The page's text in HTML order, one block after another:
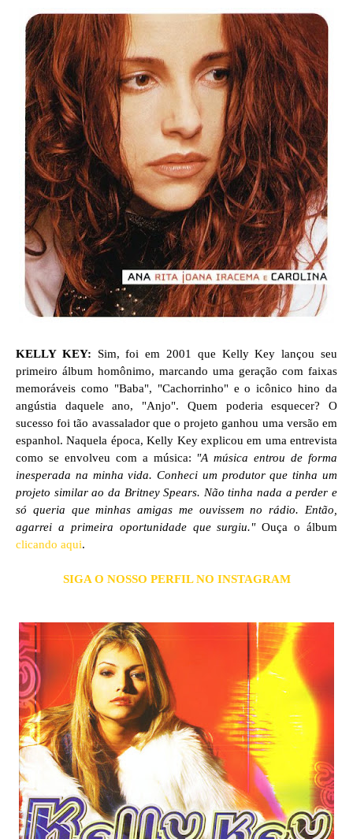
KELLY KEY: Sim, foi em 2001 que Kelly Key lançou seu
primeiro álbum homônimo, marcando uma geração com faixas
memoráveis como "Baba", "Cachorrinho" e o icônico hino da
angústia daquele ano, "Anjo". Quem poderia esquecer? O
sucesso foi tão avassalador que o projeto ganhou uma versão em
espanhol. Naquela época, Kelly Key explicou em uma entrevista
como se envolveu com a música: "A música entrou de forma
inesperada na minha vida. Conheci um produtor que tinha um
projeto similar ao da Britney Spears. Não tinha nada a perder e
só queria que minhas amigas me ouvissem no rádio. Então,
agarrei a primeira oportunidade que surgiu."Ouça o álbum
clicando aqui.
SIGA O NOSSO PERFIL NO INSTAGRAM